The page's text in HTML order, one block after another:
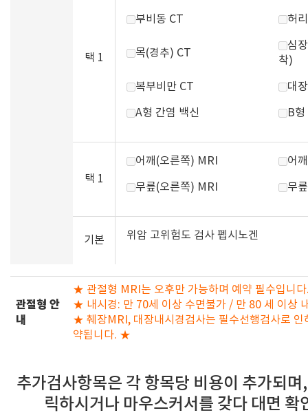
택 1
부비동 CT 허
목(경추) CT
심
착)
복부비만 CT 대
A형 간염 백신 B
택 1
어깨(오른쪽) MRI 어
무릎(오른쪽) MRI 무
기본 위암 고위험도 검사 펩시노겐
관절형 안
내
★ 관절형 MRI는 오후만 가능하며 예약 필수입니
★ 내시경: 만 70세 이상 수면불가 / 만 80 세 이상
★ 췌장MRI, 대장내시경검사는 필수선행검사로 인
약됩니다. ★
추가검사항목은 각 항목당 비용이 추가되
릭하시거나 마우스커서를 갖다 대면 확